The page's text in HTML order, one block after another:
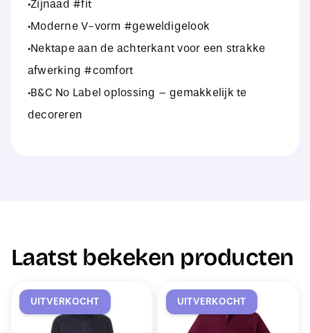
·Zijnaad #fit
·Moderne V-vorm #geweldigelook
·Nektape aan de achterkant voor een strakke
afwerking #comfort
·B&C No Label oplossing – gemakkelijk te
decoreren
Laatst bekeken producten
UITVERKOCHT UITVERKOCHT